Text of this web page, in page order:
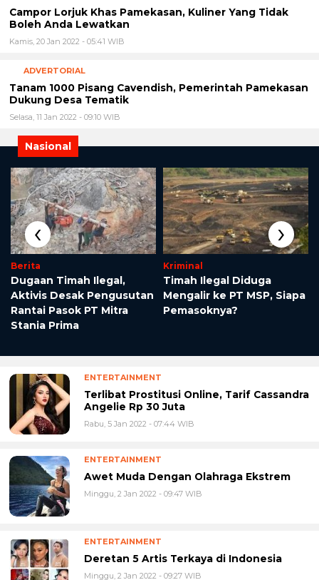
Campor Lorjuk Khas Pamekasan, Kuliner Yang Tidak
Boleh Anda Lewatkan
Kamis, 20 Jan 2022 - 05:41 WIB
ADVERTORIAL
Tanam 1000 Pisang Cavendish, Pemerintah Pamekasan
Dukung Desa Tematik
Selasa, 11 Jan 2022 - 09:10 WIB
Nasional
Berita
Dugaan Timah Ilegal,
Aktivis Desak Pengusutan
Rantai Pasok PT Mitra
Stania Prima
Kriminal
Timah Ilegal Diduga
Mengalir ke PT MSP, Siapa
Pemasoknya?
‹ ›
ENTERTAINMENT
Terlibat Prostitusi Online, Tarif Cassandra
Angelie Rp 30 Juta
Rabu, 5 Jan 2022 - 07:44 WIB
ENTERTAINMENT
Awet Muda Dengan Olahraga Ekstrem
Minggu, 2 Jan 2022 - 09:47 WIB
ENTERTAINMENT
Deretan 5 Artis Terkaya di Indonesia
Minggu, 2 Jan 2022 - 09:27 WIB